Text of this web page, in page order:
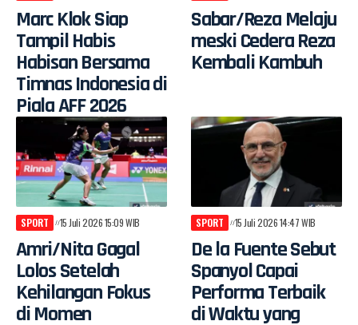
Marc Klok Siap
Tampil Habis
Habisan Bersama
Timnas Indonesia di
Piala AFF 2026
Sabar/Reza Melaju
meski Cedera Reza
Kembali Kambuh
SPORT 15 Juli 2026 15:09 WIB
Amri/Nita Gagal
Lolos Setelah
Kehilangan Fokus
di Momen
SPORT 15 Juli 2026 14:47 WIB
De la Fuente Sebut
Spanyol Capai
Performa Terbaik
di Waktu yang